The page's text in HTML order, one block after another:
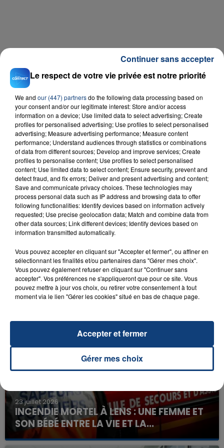
Téléchargez gratuitement l'application Contact FM
sur
et
Mi Chico
DJ GOJA & JASON DERULO &
MELODY
RADIO CONTACT
FIL D'ACTU
23 juillet 2026
INCENDIE MORTEL À LENS : UNE FEMME ET
SON BÉBÉ ENTRE LA VIE ET LA...
Un homme s'est immolé par le feu après avoir
Le respect de votre vie privée est notre priorité
We and our (447) partnersdo the following data processing based on
your consent and/or our legitimate interest: Store and/or access
information on a device; Use limited data to select advertising; Create
profiles for personalised advertising; Use profiles to select personalised
advertising; Measure advertising performance; Measure content
performance; Understand audiences through statistics or combinations
of data from different sources; Develop and improve services; Create
profiles to personalise content; Use profiles to select personalised
content; Use limited data to select content; Ensure security, prevent and
detect fraud, and fix errors; Deliver and present advertising and content;
Save and communicate privacy choices. These technologies may
process personal data such as IP address and browsing data to offer
following functionalities: Identify devices based on information actively
requested; Use precise geolocation data; Match and combine data from
other data sources; Link different devices; Identify devices based on
information transmitted automatically.
Vous pouvez accepter en cliquant sur "Accepter et fermer", ou affiner en
sélectionnant les finalités et/ou partenaires dans "Gérer mes choix".
Vous pouvez également refuser en cliquant sur "Continuer sans
accepter". Vos préférences ne s'appliqueront que pour ce site. Vous
pouvez mettre à jour vos choix, ou retirer votre consentement à tout
moment via le lien "Gérer les cookies" situé en bas de chaque page.
Gérer mes choix
Accepter et fermer
Continuer sans accepter